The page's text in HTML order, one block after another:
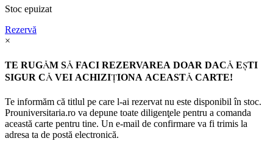
Stoc epuizat
Rezervă
×
TE RUGĂM SĂ FACI REZERVAREA DOAR DACĂ EŞTI
SIGUR CĂ VEI ACHIZIŢIONA ACEASTĂ CARTE!
Te informăm că titlul pe care l-ai rezervat nu este disponibil în stoc.
Prouniversitaria.ro va depune toate diligenţele pentru a comanda
această carte pentru tine. Un e-mail de confirmare va fi trimis la
adresa ta de postă electronică.